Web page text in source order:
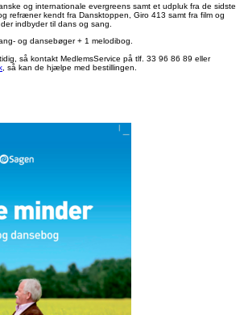
og internationale evergreens samt et udpluk fra de sidste
refræner kendt fra Dansktoppen, Giro 413 samt fra film og
indbyder til dans og sang.
og dansebøger + 1 melodibog.
så kontakt MedlemsService på tlf. 33 96 86 89 eller
, så kan de hjælpe med bestillingen.